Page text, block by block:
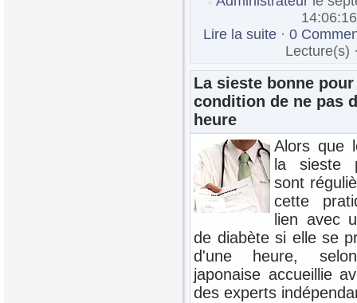
14:06:16
Lire la suite · 0
Lecture(s)
La sieste bonne
condition de ne pas
heure
Alors que
la sieste
sont
cette
lien avec
de diabète si elle se
d'une heure,
japonaise accueillie
des experts